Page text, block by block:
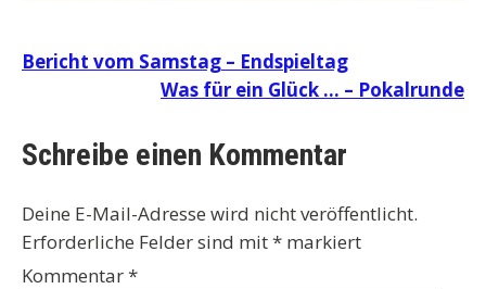
Beitragsnavigation
Bericht vom Samstag – Endspieltag
Was für ein Glück … – Pokalrunde
Schreibe einen Kommentar
Deine E-Mail-Adresse wird nicht veröffentlicht.
Erforderliche Felder sind mit* markiert
Kommentar*